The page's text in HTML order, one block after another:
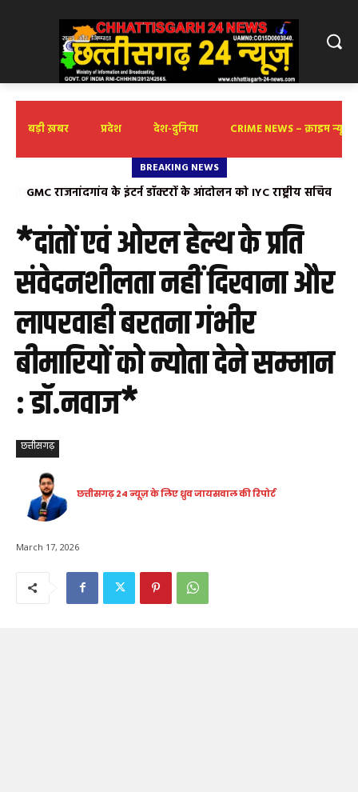
बड़ी ख़बर प्रदेश देश-दुनिया CRIME NEWS – क्राइम न्यूज़
BREAKING NEWS
GMC राजनांदगांव के इंटर्न डॉक्टरों के आंदोलन को IYC राष्ट्रीय सचिव
*दांतों एवं ओरल हेल्थ के प्रति
संवेदनशीलता नहीं दिखाना और
लापरवाही बरतना गंभीर
बीमारियों को न्योता देने सम्मान
: डॉ.नवाज*
छत्तीसगढ़
छत्तीसगढ़ 24 न्यूज़ के लिए ध्रुव जायसवाल की रिपोर्ट
March 17, 2026